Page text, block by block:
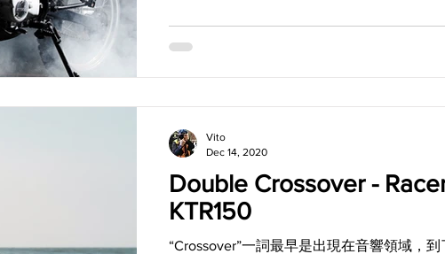
Double Crossover -
KTR150
“Crossover”一詞最早是出現在音響領域，
Vito
Dec 14, 2020